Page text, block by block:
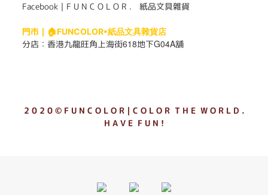
Facebook｜ F U N C O L O R ． 紙品文具雜貨
門市｜ 🏠FUNCOLOR•紙品文具雜貨店
分店： 香港九龍旺角上海街618地下G04A舖
2 0 2 0 © F U N C O L O R｜C O L O R T H E W O R L D .
H A V E F U N !